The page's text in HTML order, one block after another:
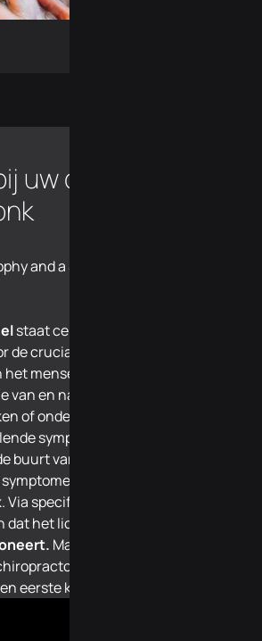
uw chiropractor
and a Science of all things
staat centraal in onze
de cruciale rol dat het speelt in
menselijk lichaam. Wanneer
van en naar het zenuwstelsel
of onder druk staat, kan dit zich
symptomen. Bij uw
buurt van Arendonk bestrijden
maar gaan we opzoek
. Via specifieke correcties kunnen
dat het lichaam herstelt en terug
Maak vandaag nog een
in de buurt van
eerste kennismaking.